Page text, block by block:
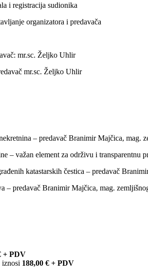
i registracija sudionika
organizatora i predavača
mr.sc. Željko Uhlir
mr.sc. Željko Uhlir
– predavač Branimir Majčica, mag.
– važan element za održivu i
katastarskih čestica – predavač
– predavač Branimir Majčica, mag.
+ PDV
iznosi 188,00 € + PDV